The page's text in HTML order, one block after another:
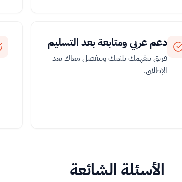
دعم عربي ومتابعة بعد التسليم
فريق بيفهمك بلغتك وبيفضل معاك بعد
الإطلاق.
الأسئلة الشائعة